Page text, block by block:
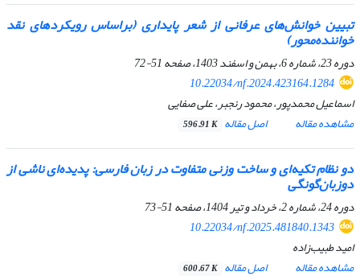
تبیین خوانش‌های عرفانی از شعر پایداری (براساس رویکردهای نقد
خواننده‌محور)
دوره 23، شماره 6، بهمن و اسفند 1403، صفحه
51-72
10.22034/nf.2024.423164.1284
اسماعیل محمدپور، محمود رنجبر، علی صفایی
مشاهده مقاله
اصل مقاله 596.91 K
دو نظام تکیه‌ای و ساخت وزنی متفاوت در زبان فارسی: پدیده‌ای ناشی از
دوزبان‌گونگی
دوره 24، شماره 2، خرداد و تیر 1404، صفحه
51-73
10.22034/nf.2025.481840.1343
امید طبیب‌زاده
مشاهده مقاله
اصل مقاله 600.67 K